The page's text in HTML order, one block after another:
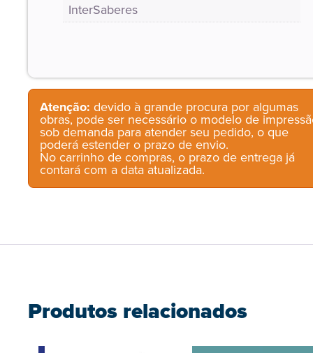
InterSaberes
Atenção: devido à grande procura por algumas
obras, pode ser necessário o modelo de
sob demanda para atender seu pedido, o que
poderá estender o prazo de envio.
No carrinho de compras, o prazo de entrega já
contará com a data atualizada.
Produtos relacionados